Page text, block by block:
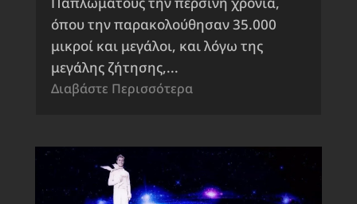
όπου την παρακολούθησαν 35.000
μικροί και μεγάλοι, και λόγω της
μεγάλης ζήτησης,...
Διαβάστε Περισσότερα